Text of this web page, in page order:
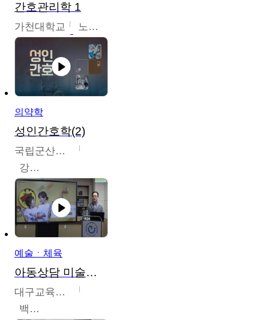
간호관리학 1
가천대학교 노원정
의약학
성인간호학(2)
국립군산대학교
강경아
예술ㆍ체육
아동상담 미술치료
대구교육대학교
백중열